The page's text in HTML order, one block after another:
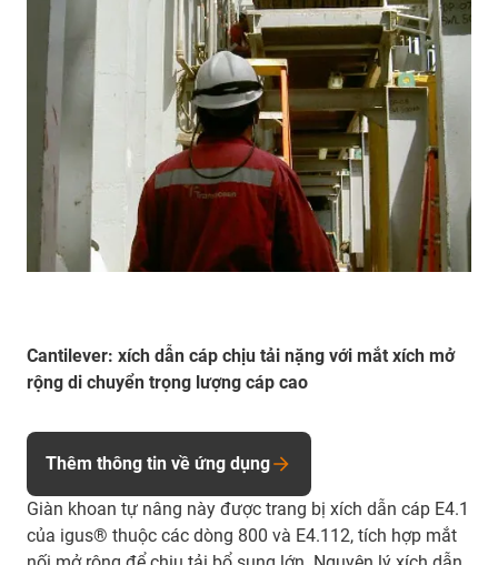
Cantilever: xích dẫn cáp chịu tải nặng với mắt xích mở
rộng di chuyển trọng lượng cáp cao
Giàn khoan tự nâng này được trang bị xích dẫn cáp E4.1
của igus® thuộc các dòng 800 và E4.112, tích hợp mắt
Thêm thông tin về ứng dụng